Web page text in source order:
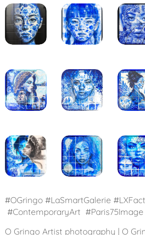
#OGringo #LaSmartGalerie
#ContemporaryArt
O Gringo Artist photography | O